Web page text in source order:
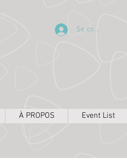
Se connecter
À PROPOS Event List